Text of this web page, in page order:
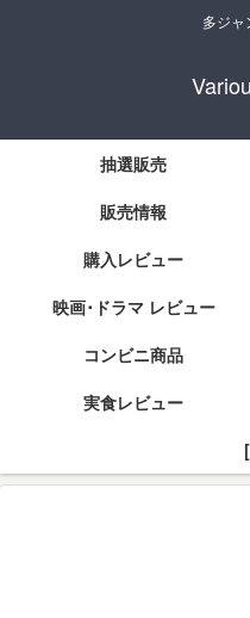
多ジャ
抽選販売
販売情報
購入レビュー
映画･ドラマ レビュー
コンビニ商品
実食レビュー